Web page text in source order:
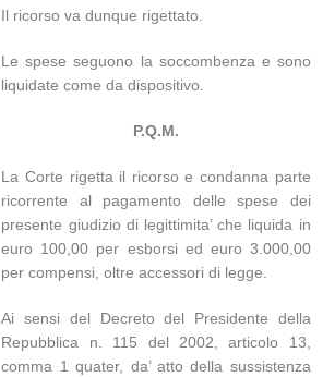
Il ricorso va dunque rigettato.
Le spese seguono la soccombenza e sono
liquidate come da dispositivo.
P.Q.M.
La Corte rigetta il ricorso e condanna parte
ricorrente al pagamento delle spese dei
presente giudizio di legittimita’ che liquida in
euro 100,00 per esborsi ed euro 3.000,00
per compensi, oltre accessori di legge.
Ai sensi del Decreto del Presidente della
Repubblica n. 115 del 2002, articolo 13,
comma 1 quater, da’ atto della sussistenza